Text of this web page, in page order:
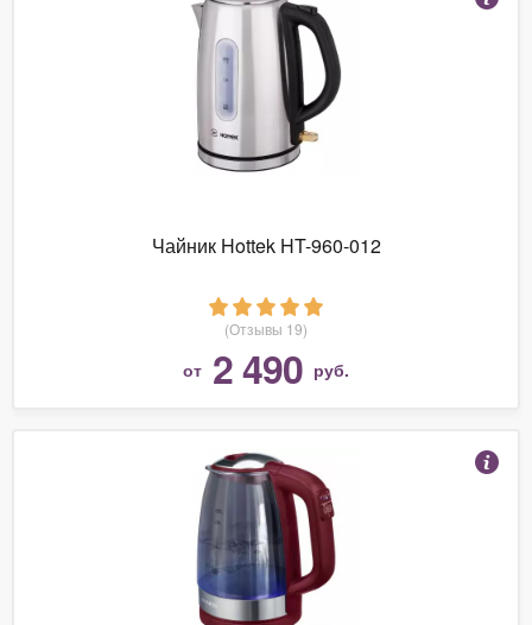
Чайник Hottek HT-960-012
(Отзывы 19)
от 2 490 руб.